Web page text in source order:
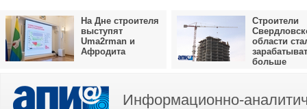
На Дне строителя
выступят
Uma2rman и
Афродита
Строители
области
больше
Информационно-